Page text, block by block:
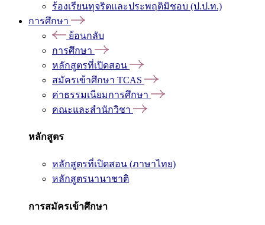
ร้องเรียนทุจริตและประพฤติมิชอบ (ป.ป.ท.)
การศึกษา
ย้อนกลับ
การศึกษา
หลักสูตรที่เปิดสอน
สมัครเข้าศึกษา TCAS
ค่าธรรมเนียมการศึกษา
คณะและสำนักวิชา
หลักสูตร
หลักสูตรที่เปิดสอน (ภาษาไทย)
หลักสูตรนานาชาติ
การสมัครเข้าศึกษา